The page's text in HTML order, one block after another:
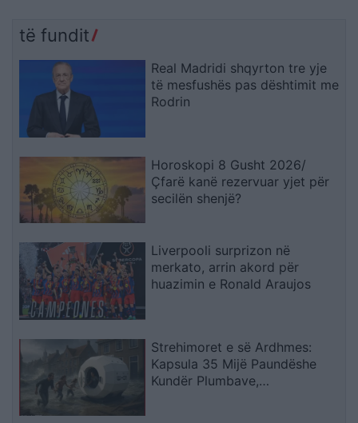
të fundit
Real Madridi shqyrton tre yje
të mesfushës pas dështimit me
Rodrin
Horoskopi 8 Gusht 2026/
Çfarë kanë rezervuar yjet për
secilën shenjë?
Liverpooli surprizon në
merkato, arrin akord për
huazimin e Ronald Araujos
Strehimoret e së Ardhmes:
Kapsula 35 Mijë Paundëshe
Kundër Plumbave,